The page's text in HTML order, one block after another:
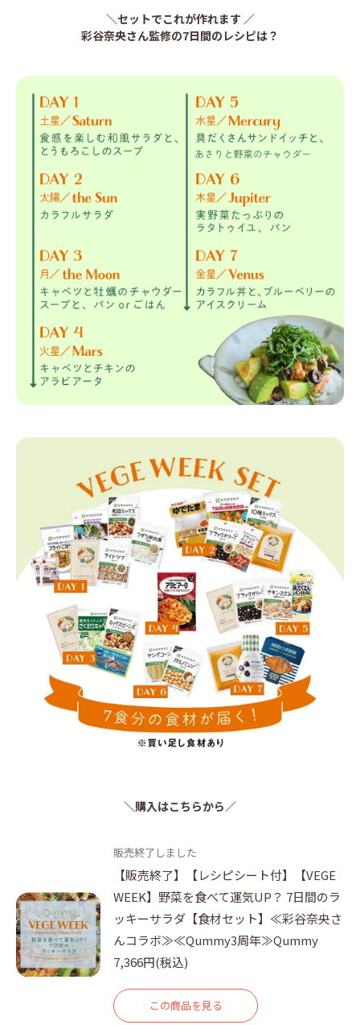
＼セットでこれが作れます ／
彩谷奈央さん監修の7日間のレシピは？
＼購入はこちらから／
販売終了しました
【販売終了】【レシピシート付】【VEGE
WEEK】野菜を食べて運気UP？ 7日間のラ
ッキーサラダ【食材セット】≪彩谷奈央さ
んコラボ≫≪Qummy3周年≫Qummy
7,366円(税込)
この商品を見る